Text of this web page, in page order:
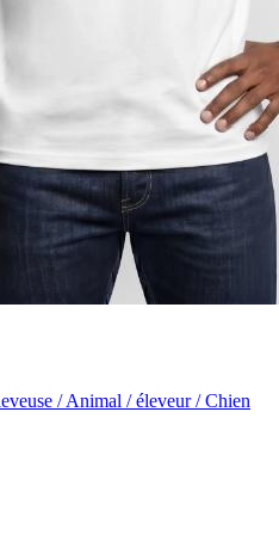
/ Animal / éleveur / Chien